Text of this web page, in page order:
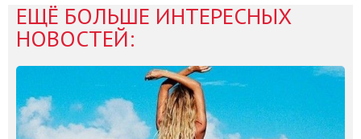
ЕЩЁ БОЛЬШЕ ИНТЕРЕСНЫХ
НОВОСТЕЙ: